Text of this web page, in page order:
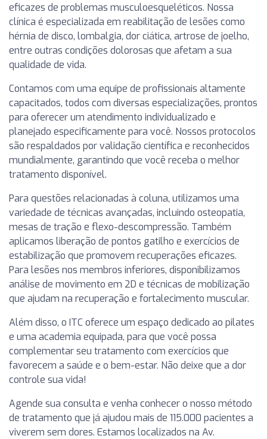
eficazes de problemas musculoesqueléticos. Nossa
clínica é especializada em reabilitação de lesões como
hérnia de disco, lombalgia, dor ciática, artrose de joelho,
entre outras condições dolorosas que afetam a sua
qualidade de vida.
Contamos com uma equipe de profissionais altamente
capacitados, todos com diversas especializações, prontos
para oferecer um atendimento individualizado e
planejado especificamente para você. Nossos protocolos
são respaldados por validação científica e reconhecidos
mundialmente, garantindo que você receba o melhor
tratamento disponível.
Para questões relacionadas à coluna, utilizamos uma
variedade de técnicas avançadas, incluindo osteopatia,
mesas de tração e flexo-descompressão. Também
aplicamos liberação de pontos gatilho e exercícios de
estabilização que promovem recuperações eficazes.
Para lesões nos membros inferiores, disponibilizamos
análise de movimento em 2D e técnicas de mobilização
que ajudam na recuperação e fortalecimento muscular.
Além disso, o ITC oferece um espaço dedicado ao pilates
e uma academia equipada, para que você possa
complementar seu tratamento com exercícios que
favorecem a saúde e o bem-estar. Não deixe que a dor
controle sua vida!
Agende sua consulta e venha conhecer o nosso método
de tratamento que já ajudou mais de 115.000 pacientes a
viverem sem dores. Estamos localizados na Av.